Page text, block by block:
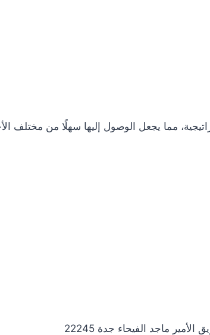
مما يجعل الوصول إليها سهلًا من مختلف
ماجد الفيحاء جدة 22245